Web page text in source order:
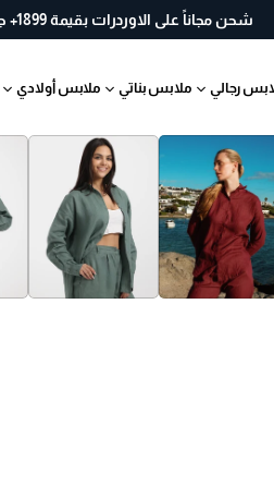
شحن مجاناً على الاوردرات بقيمة 1899+ جنيه
رجالي ملابس بناتي ملابس أولادي